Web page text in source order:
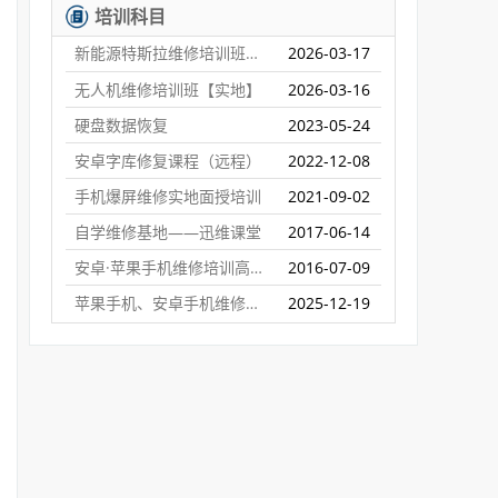
培训科目
新能源特斯拉维修培训班【实地】
2026-03-17
无人机维修培训班【实地】
2026-03-16
硬盘数据恢复
2023-05-24
安卓字库修复课程（远程）
2022-12-08
手机爆屏维修实地面授培训
2021-09-02
自学维修基地——迅维课堂
2017-06-14
安卓·苹果手机维修培训高级班【实地】
2016-07-09
苹果手机、安卓手机维修培训（远程网络班）
2025-12-19